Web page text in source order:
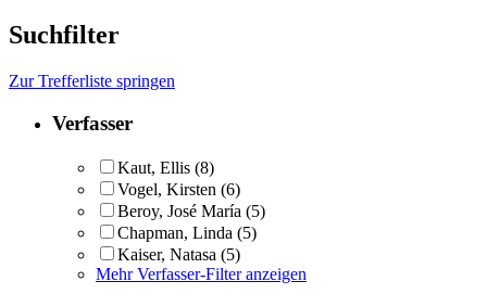
Suchfilter
Zur Trefferliste springen
Verfasser
Kaut, Ellis (8)
Vogel, Kirsten (6)
Beroy, José María (5)
Chapman, Linda (5)
Kaiser, Natasa (5)
Mehr Verfasser-Filter anzeigen